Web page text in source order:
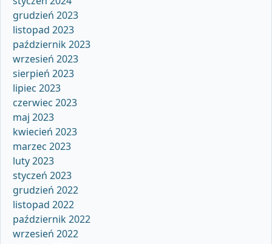
grudzień 2023
listopad 2023
październik 2023
wrzesień 2023
sierpień 2023
lipiec 2023
czerwiec 2023
maj 2023
kwiecień 2023
marzec 2023
luty 2023
styczeń 2023
grudzień 2022
listopad 2022
październik 2022
wrzesień 2022